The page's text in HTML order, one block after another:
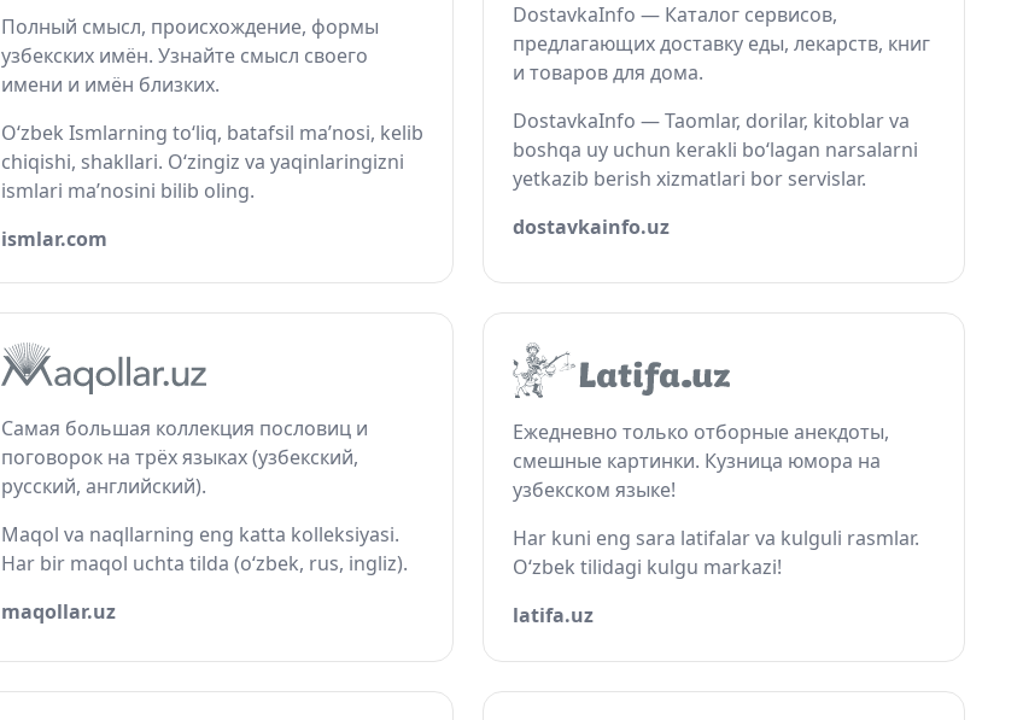
Полный смысл, происхождение, формы
узбекских имён. Узнайте смысл своего
имени и имён близких.
O‘zbek Ismlarning to‘liq, batafsil ma’nosi, kelib
chiqishi, shakllari. O‘zingiz va yaqinlaringizni
ismlari ma’nosini bilib oling.
ismlar.com
DostavkaInfo — Каталог сервисов,
предлагающих доставку еды, лекарств, книг
и товаров для дома.
DostavkaInfo — Taomlar, dorilar, kitoblar va
boshqa uy uchun kerakli bo‘lagan narsalarni
yetkazib berish xizmatlari bor servislar.
dostavkainfo.uz
Самая большая коллекция пословиц и
поговорок на трёх языках (узбекский,
русский, английский).
Maqol va naqllarning eng katta kolleksiyasi.
Har bir maqol uchta tilda (o‘zbek, rus, ingliz).
maqollar.uz
Ежедневно только отборные анекдоты,
смешные картинки. Кузница юмора на
узбекском языке!
Har kuni eng sara latifalar va kulguli rasmlar.
O‘zbek tilidagi kulgu markazi!
latifa.uz